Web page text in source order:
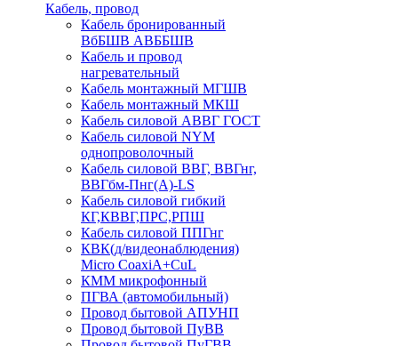
Кабель, провод
Кабель бронированный
ВбБШВ АВББШВ
Кабель и провод
нагревательный
Кабель монтажный МГШВ
Кабель монтажный МКШ
Кабель силовой АВВГ ГОСТ
Кабель силовой NYM
однопроволочный
Кабель силовой ВВГ, ВВГнг,
ВВГбм-Пнг(А)-LS
Кабель силовой гибкий
КГ,КВВГ,ПРС,РПШ
Кабель силовой ППГнг
КВК(д/видеонаблюдения)
Micro CoaxiA+CuL
КММ микрофонный
ПГВА (автомобильный)
Провод бытовой АПУНП
Провод бытовой ПуВВ